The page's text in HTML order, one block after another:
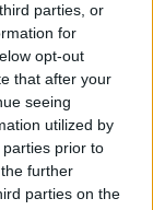
parties, or
for
opt-out
that after your
seeing
utilized by
prior to
further
parties on the
καθώς
σύνολο
με
πολλά